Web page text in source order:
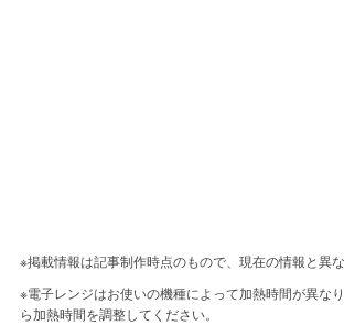
※掲載情報は記事制作時点のもので、現在の情報と異な
※電子レンジはお使いの機種によって加熱時間が異な
ら加熱時間を調整してください。